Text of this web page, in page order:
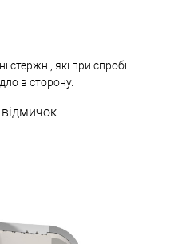
стержні, які при спробі
в сторону.